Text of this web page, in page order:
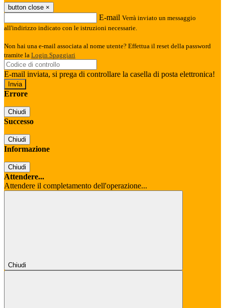
button close ×
E-mail Verrà inviato un messaggio
all'indirizzo indicato con le istruzioni necessarie.
Non hai una e-mail associata al nome utente? Effettua il reset della password
tramite la Login Spaggiari
E-mail inviata, si prega di controllare la casella di posta elettronica!
Errore
Chiudi
Successo
Chiudi
Informazione
Chiudi
Attendere...
Attendere il completamento dell'operazione...
Chiudi